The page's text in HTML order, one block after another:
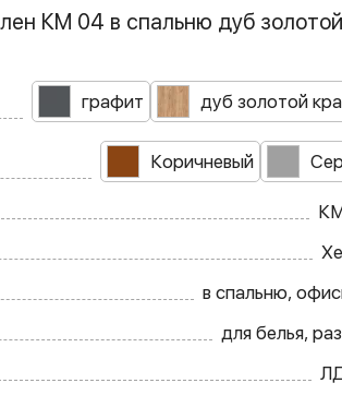
КМ 04 в спальню дуб золотой
графит дуб золотой
Коричневый
в спальню,
для белья,